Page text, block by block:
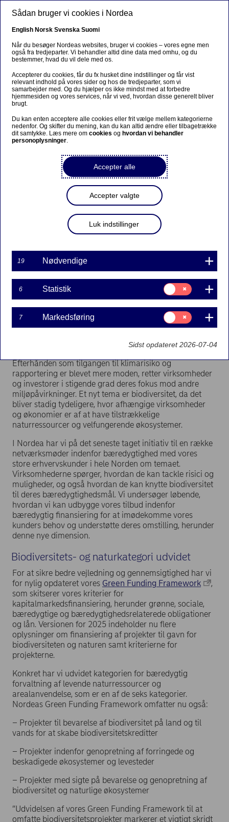
Gå til hovedindhold
Bæredygtig finansiering
Nordea klar med kriterier for
finansiering af biodiversitet
08-05-2025
For at udbygge vores løsninger og rådgivning
indenfor bæredygtig finansiering har vi for nylig
opdateret Nordeas Green Funding Framework
med mere detaljerede oplysninger om, hvordan
biodiversitetsprojekter kan opnå finansiering.
Efterhånden som tilgangen til klimarisiko og
rapportering er blevet mere moden, retter virksomheder
og investorer i stigende grad deres fokus mod andre
miljøpåvirkninger. Et nyt tema er biodiversitet, da det
bliver stadig tydeligere, hvor afhængige virksomheder
og økonomier er af at have tilstrækkelige
naturressourcer og velfungerende økosystemer.
I Nordea har vi på det seneste taget initiativ til en række
netværksmøder indenfor bæredygtighed med vores
store erhvervskunder i hele Norden om temaet.
Virksomhederne spørger, hvordan de kan tackle risici og
muligheder, og også hvordan de kan knytte biodiversitet
til deres bæredygtighedsmål. Vi undersøger løbende,
hvordan vi kan udbygge vores tilbud indenfor
bæredygtig finansiering for at imødekomme vores
kunders behov og understøtte deres omstilling, herunder
denne nye dimension.
Biodiversitets- og naturkategori udvidet
For at sikre bedre vejledning og gennemsigtighed har vi
for nylig opdateret vores Green Funding Framework
,
som skitserer vores kriterier for
kapitalmarkedsfinansiering, herunder grønne, sociale,
bæredygtige og bæredygtighedsrelaterede obligationer
og lån. Versionen for 2025 indeholder nu flere
oplysninger om finansiering af projekter til gavn for
biodiversiteten og naturen samt kriterierne for
projekterne.
Konkret har vi udvidet kategorien for bæredygtig
forvaltning af levende naturressourcer og
arealanvendelse, som er en af de seks kategorier.
Nordeas Green Funding Framework omfatter nu også:
– Projekter til bevarelse af biodiversitet på land og til
vands for at skabe biodiversitetskreditter
– Projekter indenfor genopretning af forringede og
beskadigede økosystemer og levesteder
– Projekter med sigte på bevarelse og genopretning af
biodiversitet og naturlige økosystemer
”Udvidelsen af vores Green Funding Framework til at
omfatte biodiversitetsprojekter markerer et vigtigt skridt
Sådan bruger vi cookies i Nordea
English Norsk Svenska Suomi
Når du besøger Nordeas websites, bruger vi cookies – vores egne men
også fra tredjeparter. Vi behandler altid dine data med omhu, og du
bestemmer, hvad du vil dele med os.
Accepterer du cookies, får du fx husket dine indstillinger og får vist
relevant indhold på vores sider og hos de tredjeparter, som vi
samarbejder med. Og du hjælper os ikke mindst med at forbedre
hjemmesiden og vores services, når vi ved, hvordan disse generelt bliver
brugt.
Du kan enten acceptere alle cookies eller frit vælge mellem kategorierne
nedenfor. Og skifter du mening, kan du kan altid ændre eller tilbagetrække
dit samtykke. Læs mere omcookies og hvordan vi behandler
personoplysninger.
Accepter alle
Accepter valgte
Luk indstillinger
19 Nødvendige
6 Statistik
Samtykke
til:
Statistik
7 Markedsføring
Samtykke
til:
Markedsføring
Sidst opdateret 2026-07-04